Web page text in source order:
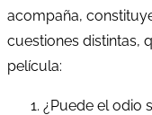
acompaña,
cuestiones distintas,
película:
¿Puede el odio